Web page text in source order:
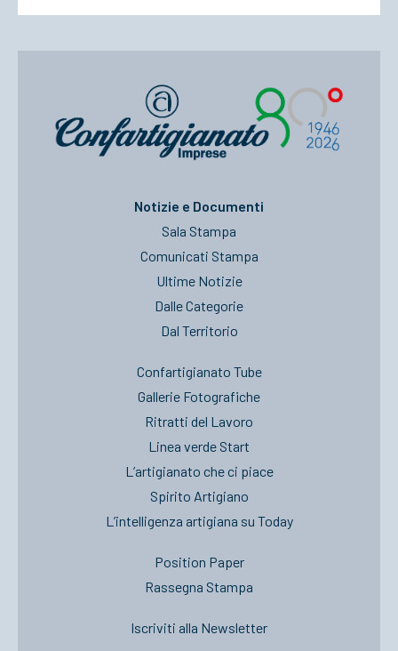
Notizie e Documenti
Sala Stampa
Comunicati Stampa
Ultime Notizie
Dalle Categorie
Dal Territorio
Confartigianato Tube
Gallerie Fotografiche
Ritratti del Lavoro
Linea verde Start
L’artigianato che ci piace
Spirito Artigiano
L’intelligenza artigiana su Today
Position Paper
Rassegna Stampa
Iscriviti alla Newsletter